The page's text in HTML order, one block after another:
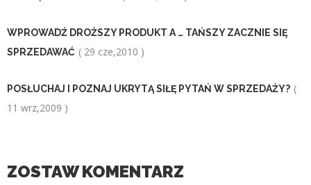
WPROWADŹ DROŻSZY PRODUKT A … TAŃSZY ZACZNIE SIĘ
SPRZEDAWAĆ ( 29 cze,2010 )
POSŁUCHAJ I POZNAJ UKRYTĄ SIŁĘ PYTAŃ W SPRZEDAŻY? (
11 wrz,2009 )
ZOSTAW KOMENTARZ